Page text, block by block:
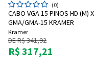
Cartão de
Pagamento
(0)
CABO VGA 15 PINOS HD (M)
GMA/GMA-15 KRAMER
Kramer
DE R$ 341,92
R$ 317,21